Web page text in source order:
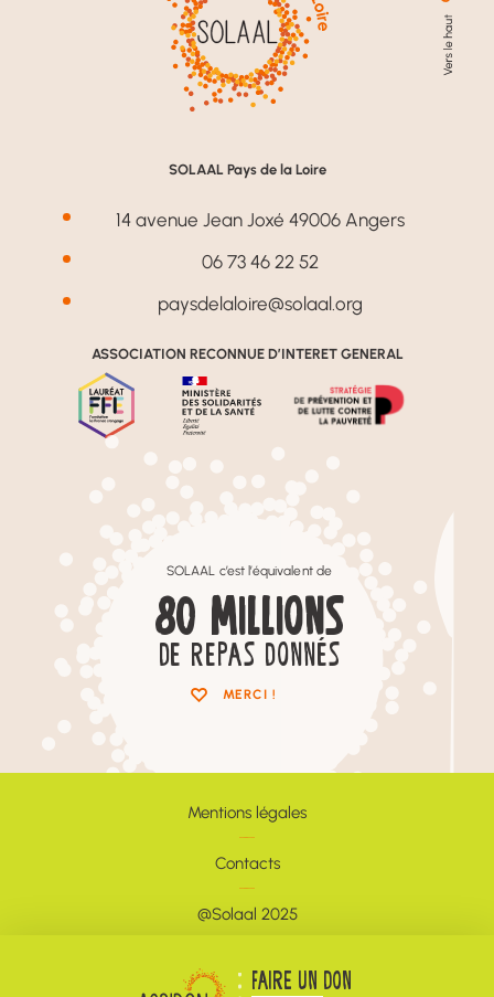
FAIRE UN DON
SOLAAL c’est l’équivalent de
80 MILLIONS
DE REPAS DONNÉS
MERCI !
SOLAAL Pays de la Loire
14 avenue Jean Joxé 49006 Angers
06 73 46 22 52
paysdelaloire@solaal.org
ASSOCIATION RECONNUE D’INTERET GENERAL
Mentions légales
Contacts
@Solaal 2025